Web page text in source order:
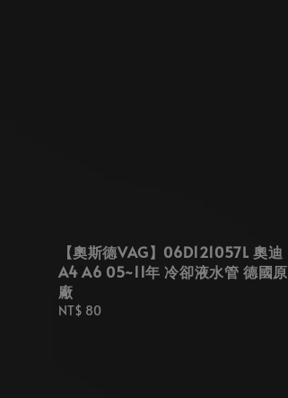
【奧斯德VAG】06D121057L 奧迪
A4 A6 05~11年 冷卻液水管 德國原
廠
Regular
NT$ 80